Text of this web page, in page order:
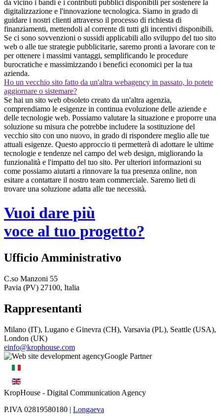
da vicino i bandi e i contributi pubblici disponibili per sostenere la
digitalizzazione e l'innovazione tecnologica. Siamo in grado di
guidare i nostri clienti attraverso il processo di richiesta di
finanziamenti, mettendoli al corrente di tutti gli incentivi disponibili.
Se ci sono sovvenzioni o sussidi applicabili allo sviluppo del tuo sito
web o alle tue strategie pubblicitarie, saremo pronti a lavorare con te
per ottenere i massimi vantaggi, semplificando le procedure
burocratiche e massimizzando i benefici economici per la tua
azienda.
Ho un vecchio sito fatto da un'altra webagency in passato, lo potete
aggiornare o sistemare?
Se hai un sito web obsoleto creato da un'altra agenzia,
comprendiamo le esigenze in continua evoluzione delle aziende e
delle tecnologie web. Possiamo valutare la situazione e proporre una
soluzione su misura che potrebbe includere la sostituzione del
vecchio sito con uno nuovo, in grado di rispondere meglio alle tue
attuali esigenze. Questo approccio ti permetterà di adottare le ultime
tecnologie e tendenze nel campo del web design, migliorando la
funzionalità e l'impatto del tuo sito. Per ulteriori informazioni su
come possiamo aiutarti a rinnovare la tua presenza online, non
esitare a contattare il nostro team commerciale. Saremo lieti di
trovare una soluzione adatta alle tue necessità.
Vuoi dare più
voce al tuo progetto?
Ufficio Amministrativo
C.so Manzoni 55
Pavia (PV) 27100, Italia
Rappresentanti
Milano (IT), Lugano e Ginevra (CH), Varsavia (PL), Seattle (USA),
London (UK)
einfo@krophouse.com
KropHouse - Digital Communication Agency
P.IVA 02819580180 | Longaeva